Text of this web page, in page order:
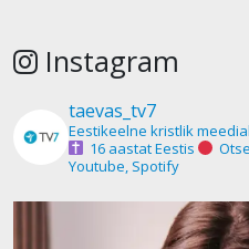
Instagram
taevas_tv7
Eestikeelne kristlik
16 aastat Eestis
Youtube, Spotify